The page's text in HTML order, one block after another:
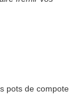
pots de compote